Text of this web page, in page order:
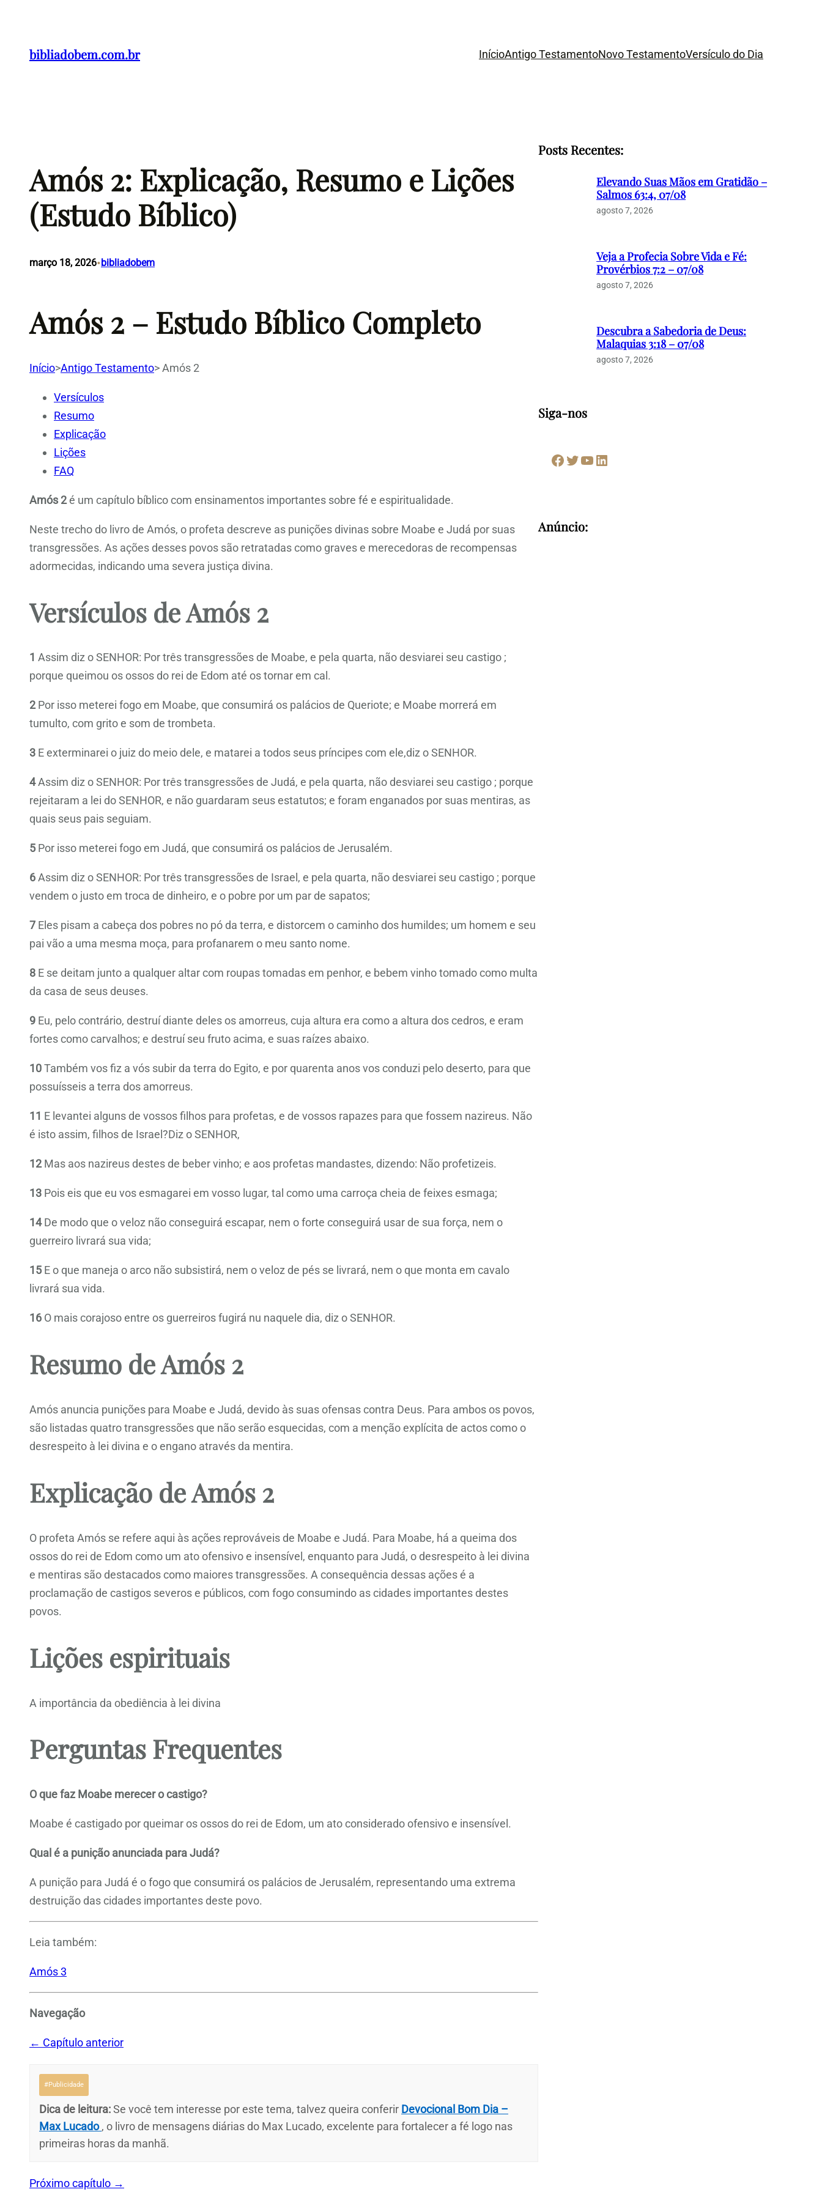
bibliadobem.com.br InícioAntigo TestamentoNovo TestamentoVersículo do Dia
Amós 2: Explicação, Resumo e Lições
(Estudo Bíblico)
março 18, 2026• bibliadobem
Amós 2 – Estudo Bíblico Completo
Início>Antigo Testamento>Amós 2
Versículos
Resumo
Explicação
Lições
FAQ
Amós 2é um capítulo bíblico com ensinamentos importantes sobre fé e espiritualidade.
Neste trecho do livro de Amós, o profeta descreve as punições divinas sobre Moabe e Judá por suas
transgressões. As ações desses povos são retratadas como graves e merecedoras de recompensas
adormecidas, indicando uma severa justiça divina.
Versículos de Amós 2
1 Assim diz o SENHOR: Por três transgressões de Moabe, e pela quarta, não desviarei seu castigo ;
porque queimou os ossos do rei de Edom até os tornar em cal.
2Por isso meterei fogo em Moabe, que consumirá os palácios de Queriote; e Moabe morrerá em
tumulto, com grito e som de trombeta.
3 E exterminarei o juiz do meio dele, e matarei a todos seus príncipes com ele,diz o SENHOR.
4Assim diz o SENHOR: Por três transgressões de Judá, e pela quarta, não desviarei seu castigo ; porque
rejeitaram a lei do SENHOR, e não guardaram seus estatutos; e foram enganados por suas mentiras, as
quais seus pais seguiam.
5 Por isso meterei fogo em Judá, que consumirá os palácios de Jerusalém.
6Assim diz o SENHOR: Por três transgressões de Israel, e pela quarta, não desviarei seu castigo ; porque
vendem o justo em troca de dinheiro, e o pobre por um par de sapatos;
7 Eles pisam a cabeça dos pobres no pó da terra, e distorcem o caminho dos humildes; um homem e seu
pai vão a uma mesma moça, para profanarem o meu santo nome.
8 E se deitam junto a qualquer altar com roupas tomadas em penhor, e bebem vinho tomado como multa
da casa de seus deuses.
9 Eu, pelo contrário, destruí diante deles os amorreus, cuja altura era como a altura dos cedros, e eram
fortes como carvalhos; e destruí seu fruto acima, e suas raízes abaixo.
10Também vos fiz a vós subir da terra do Egito, e por quarenta anos vos conduzi pelo deserto, para que
possuísseis a terra dos amorreus.
11 E levantei alguns de vossos filhos para profetas, e de vossos rapazes para que fossem nazireus. Não
é isto assim, filhos de Israel?Diz o SENHOR,
12Mas aos nazireus destes de beber vinho; e aos profetas mandastes, dizendo: Não profetizeis.
13 Pois eis que eu vos esmagarei em vosso lugar, tal como uma carroça cheia de feixes esmaga;
14De modo que o veloz não conseguirá escapar, nem o forte conseguirá usar de sua força, nem o
guerreiro livrará sua vida;
15 E o que maneja o arco não subsistirá, nem o veloz de pés se livrará, nem o que monta em cavalo
livrará sua vida.
16 O mais corajoso entre os guerreiros fugirá nu naquele dia, diz o SENHOR.
Resumo de Amós 2
Amós anuncia punições para Moabe e Judá, devido às suas ofensas contra Deus. Para ambos os povos,
são listadas quatro transgressões que não serão esquecidas, com a menção explícita de actos como o
desrespeito à lei divina e o engano através da mentira.
Explicação de Amós 2
O profeta Amós se refere aqui às ações reprováveis de Moabe e Judá. Para Moabe, há a queima dos
ossos do rei de Edom como um ato ofensivo e insensível, enquanto para Judá, o desrespeito à lei divina
e mentiras são destacados como maiores transgressões. A consequência dessas ações é a
proclamação de castigos severos e públicos, com fogo consumindo as cidades importantes destes
povos.
Lições espirituais
A importância da obediência à lei divina
Perguntas Frequentes
O que faz Moabe merecer o castigo?
Moabe é castigado por queimar os ossos do rei de Edom, um ato considerado ofensivo e insensível.
Qual é a punição anunciada para Judá?
A punição para Judá é o fogo que consumirá os palácios de Jerusalém, representando uma extrema
destruição das cidades importantes deste povo.
Leia também:
Amós 3
Navegação
← Capítulo anterior
#Publicidade
Dica de leitura:Se você tem interesse por este tema, talvez queira conferir Devocional Bom Dia –
Max Lucado, o livro de mensagens diárias do Max Lucado, excelente para fortalecer a fé logo nas
primeiras horas da manhã.
Próximo capítulo →
Posts Recentes:
Elevando Suas Mãos em Gratidão –
Salmos 63:4, 07/08
agosto 7, 2026
Veja a Profecia Sobre Vida e Fé:
Provérbios 7:2 – 07/08
agosto 7, 2026
Descubra a Sabedoria de Deus:
Malaquias 3:18 – 07/08
agosto 7, 2026
Siga-nos
Facebook Twitter Youtube LinkedIn
Anúncio: